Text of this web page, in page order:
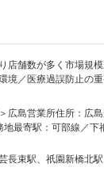
ダー（入社3カ月～※研
責任者（入社半年／年
ージャー（入社1年／
ジャー（入社1年～／
ネージャー（年収800
ージャー（年収900
患者様の状態変化が無
書作成
補となる患者様をカ
合わせ
実：
研修期間となります。
修としてあり、PC慣
す。
店舗数が多く市場規
境／医療過誤防止の
といった医療機関が
任せします。 特に、
ステム」などの業務
広島営業所住所：広
地最寄駅：可部線／下
囲：会社の定める事業
長束駅、祇園新橋北駅